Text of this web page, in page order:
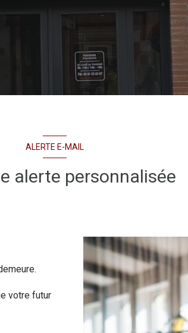
ALERTE E-MAIL
alerte personnalisée
votre futur